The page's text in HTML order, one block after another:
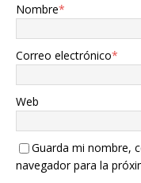
Nombre*
Correo electrónico*
Web
Guarda mi nombre,
navegador para la